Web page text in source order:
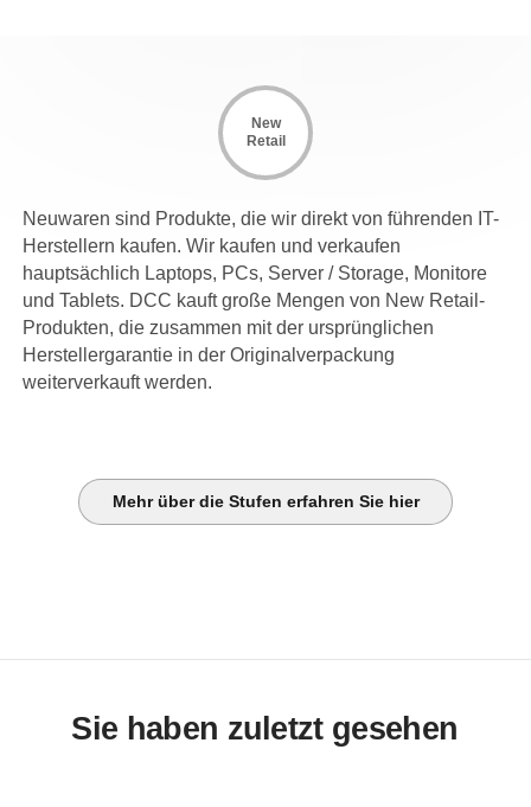
New
Retail
Neuwaren sind Produkte, die wir direkt von führenden IT-
Herstellern kaufen. Wir kaufen und verkaufen
hauptsächlich Laptops, PCs, Server / Storage, Monitore
und Tablets. DCC kauft große Mengen von New Retail-
Produkten, die zusammen mit der ursprünglichen
Herstellergarantie in der Originalverpackung
weiterverkauft werden.
Mehr über die Stufen erfahren Sie hier
Sie haben zuletzt gesehen